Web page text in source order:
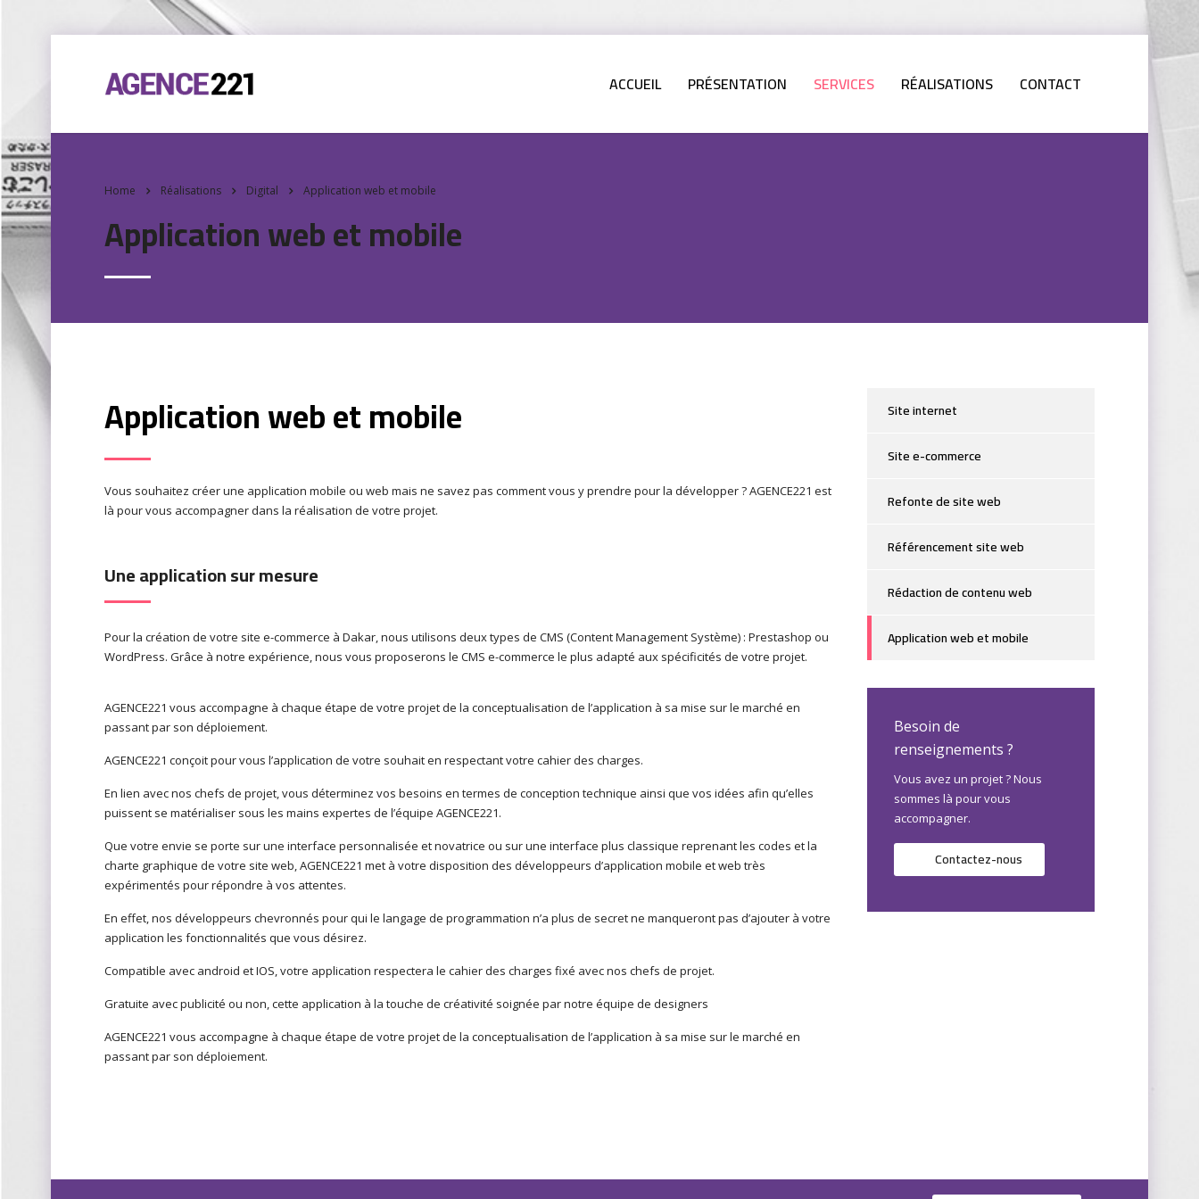
ACCUEIL PRÉSENTATION SERVICES RÉALISATIONS CONTACT
Home Réalisations Digital Application web et mobile
Application web et mobile
Application web et mobile
Vous souhaitez créer une application mobile ou web mais ne savez pas comment vous y prendre pour la développer ? AGENCE221 est
là pour vous accompagner dans la réalisation de votre projet.
Une application sur mesure
Pour la création de votre site e-commerce à Dakar, nous utilisons deux types de CMS (Content Management Système) : Prestashop ou
WordPress. Grâce à notre expérience, nous vous proposerons le CMS e-commerce le plus adapté aux spécificités de votre projet.
AGENCE221 vous accompagne à chaque étape de votre projet de la conceptualisation de l’application à sa mise sur le marché en
passant par son déploiement.
AGENCE221 conçoit pour vous l’application de votre souhait en respectant votre cahier des charges.
En lien avec nos chefs de projet, vous déterminez vos besoins en termes de conception technique ainsi que vos idées afin qu’elles
puissent se matérialiser sous les mains expertes de l’équipe AGENCE221.
Que votre envie se porte sur une interface personnalisée et novatrice ou sur une interface plus classique reprenant les codes et la
charte graphique de votre site web, AGENCE221 met à votre disposition des développeurs d’application mobile et web très
expérimentés pour répondre à vos attentes.
En effet, nos développeurs chevronnés pour qui le langage de programmation n’a plus de secret ne manqueront pas d’ajouter à votre
application les fonctionnalités que vous désirez.
Compatible avec android et IOS, votre application respectera le cahier des charges fixé avec nos chefs de projet.
Gratuite avec publicité ou non, cette application à la touche de créativité soignée par notre équipe de designers
AGENCE221 vous accompagne à chaque étape de votre projet de la conceptualisation de l’application à sa mise sur le marché en
passant par son déploiement.
Site internet
Site e-commerce
Refonte de site web
Référencement site web
Rédaction de contenu web
Application web et mobile
Besoin de
renseignements ?
Vous avez un projet ? Nous
sommes là pour vous
accompagner.
Contactez-nous